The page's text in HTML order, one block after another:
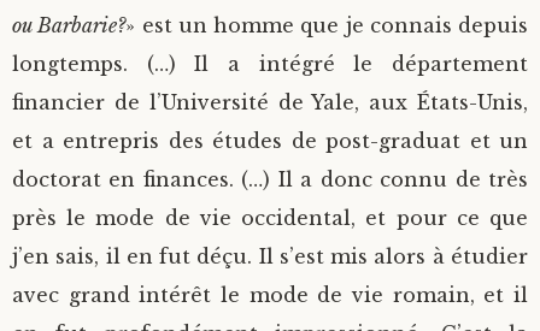
ou Barbarie?» est un homme que je connais depuis
longtemps. (…) Il a intégré le département
financier de l’Université de Yale, aux États-Unis,
et a entrepris des études de post-graduat et un
doctorat en finances. (…) Il a donc connu de très
près le mode de vie occidental, et pour ce que
j’en sais, il en fut déçu. Il s’est mis alors à étudier
avec grand intérêt le mode de vie romain, et il